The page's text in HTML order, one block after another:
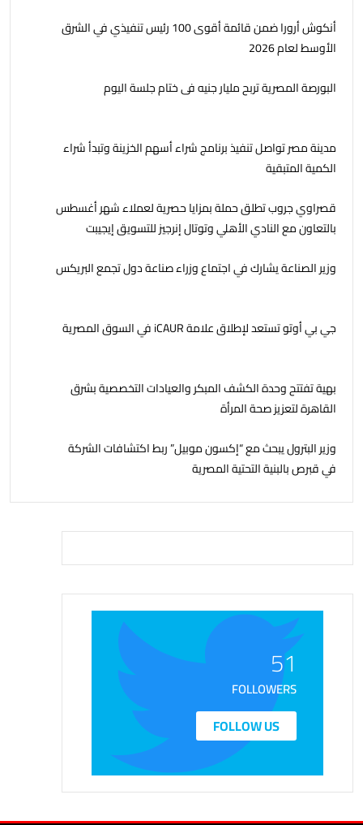
أنكوش أرورا ضمن قائمة أقوى 100 رئيس تنفيذي في الشرق
الأوسط لعام 2026
البورصة المصرية تربح مليار جنيه فى ختام جلسة اليوم
مدينة مصر تواصل تنفيذ برنامج شراء أسهم الخزينة وتبدأ شراء
الكمية المتبقية
قصراوي جروب تطلق حملة بمزايا حصرية لعملاء شهر أغسطس
بالتعاون مع النادي الأهلي وتوتال إنرجيز للتسويق إيجيبت
وزير الصناعة يشارك في اجتماع وزراء صناعة دول تجمع البريكس
جي بي أوتو تستعد لإطلاق علامة iCAUR في السوق المصرية
بهية تفتتح وحدة الكشف المبكر والعيادات التخصصية بشرق
القاهرة لتعزيز صحة المرأة
وزير البترول يبحث مع “إكسون موبيل” ربط اكتشافات الشركة
في قبرص بالبنية التحتية المصرية
51
FOLLOWERS
FOLLOW US